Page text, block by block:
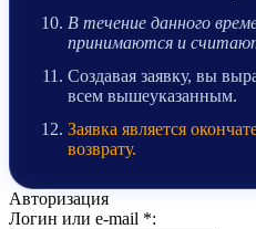
В течение данного
принимаются и
Создавая заявку, вы
всем вышеуказанным.
Заявка является
возврату.
Авторизация
Логин или e-mail *: